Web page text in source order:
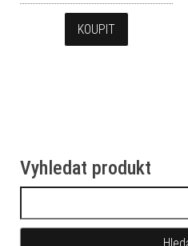
KOUPIT
Vyhledat produkt